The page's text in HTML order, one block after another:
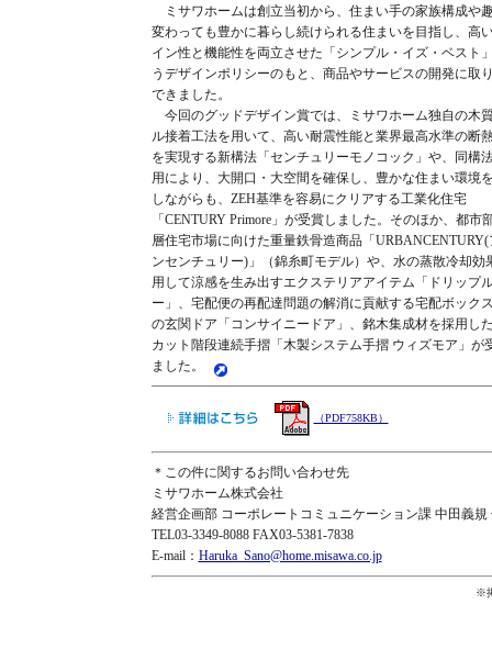
ミサワホームは創立当初から、住まい手の家族構成や
変わっても豊かに暮らし続けられる住まいを目指し、高
イン性と機能性を両立させた「シンプル・イズ・ベスト
うデザインポリシーのもと、商品やサービスの開発に取
できました。
今回のグッドデザイン賞では、ミサワホーム独自の木
ル接着工法を用いて、高い耐震性能と業界最高水準の断
を実現する新構法「センチュリーモノコック」や、同構
用により、大開口・大空間を確保し、豊かな住まい環境
しながらも、ZEH基準を容易にクリアする工業化住宅
「CENTURY Primore」が受賞しました。そのほか、都市
層住宅市場に向けた重量鉄骨造商品「URBANCENTURY(
ンセンチュリー)」（錦糸町モデル）や、水の蒸散冷却効
用して涼感を生み出すエクステリアアイテム「ドリップ
ー」、宅配便の再配達問題の解消に貢献する宅配ボック
の玄関ドア「コンサイニードア」、銘木集成材を採用し
カット階段連続手摺「木製システム手摺 ウィズモア」が
ました。
（PDF758KB）
＊この件に関するお問い合わせ先
ミサワホーム株式会社
経営企画部 コーポレートコミュニケーション課 中田義規
TEL03-3349-8088 FAX03-5381-7838
E-mail： Haruka_Sano@home.misawa.co.jp
※